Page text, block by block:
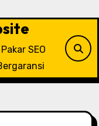
SEO